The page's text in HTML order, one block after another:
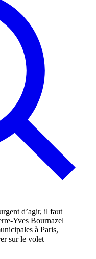
à Paris,
sur le volet